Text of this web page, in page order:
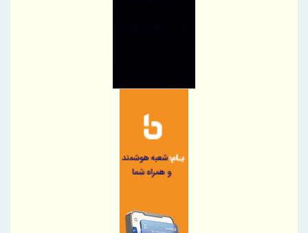
نایب‌رئیس اتاق ایران راهی باکو شد
پرداخت خسارت ۵۰۰ میلیارد تومانی بیمه رازی به شرکت هواپیمایی
بیمه پارسیان، همراه زائران اربعین با پوشش های بیمه های مسئولیت
برگزاری چهارمین نشست هم اندیشی مدیران بیمه البرز با رؤسای تشکل